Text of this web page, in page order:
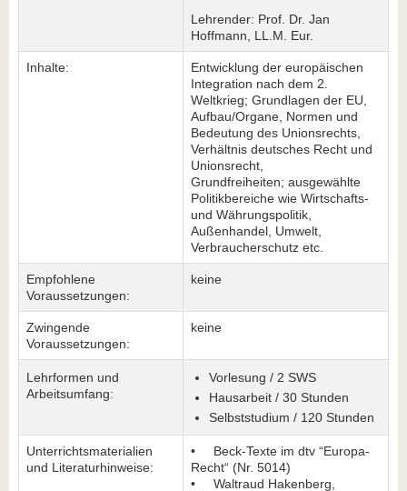
Lehrender: Prof. Dr. Jan
Hoffmann, LL.M. Eur.
Inhalte:
Entwicklung der europäischen
Integration nach dem 2.
Weltkrieg; Grundlagen der EU,
Aufbau/Organe, Normen und
Bedeutung des Unionsrechts,
Verhältnis deutsches Recht und
Unionsrecht,
Grundfreiheiten; ausgewählte
Politikbereiche wie Wirtschafts-
und Währungspolitik,
Außenhandel, Umwelt,
Verbraucherschutz etc.
Empfohlene
Voraussetzungen:
keine
Zwingende
Voraussetzungen:
keine
Lehrformen und
Arbeitsumfang:
Vorlesung / 2 SWS
Hausarbeit / 30 Stunden
Selbststudium / 120 Stunden
Unterrichtsmaterialien
und Literaturhinweise:
• Beck-Texte im dtv “Europa-
Recht“ (Nr. 5014)
• Waltraud Hakenberg,